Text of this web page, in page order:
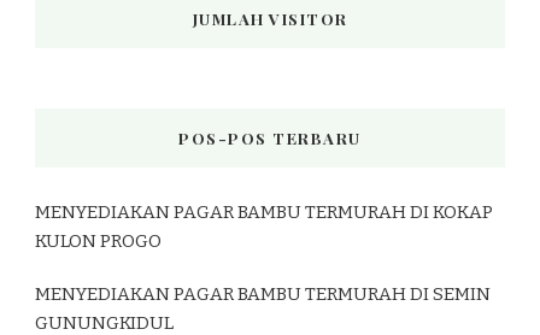
JUMLAH VISITOR
POS-POS TERBARU
MENYEDIAKAN PAGAR BAMBU TERMURAH DI KOKAP
KULON PROGO
MENYEDIAKAN PAGAR BAMBU TERMURAH DI SEMIN
GUNUNGKIDUL